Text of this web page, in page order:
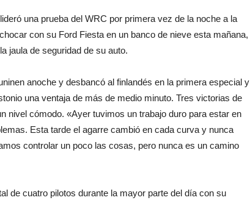
una prueba del WRC por primera vez de la noche a la
con su Ford Fiesta en un banco de nieve esta mañana,
jaula de seguridad de su auto.
anoche y desbancó al finlandés en la primera especial y
una ventaja de más de medio minuto. Tres victorias de
nivel cómodo. «Ayer tuvimos un trabajo duro para estar en
Esta tarde el agarre cambió en cada curva y nunca
controlar un poco las cosas, pero nunca es un camino
de cuatro pilotos durante la mayor parte del día con su